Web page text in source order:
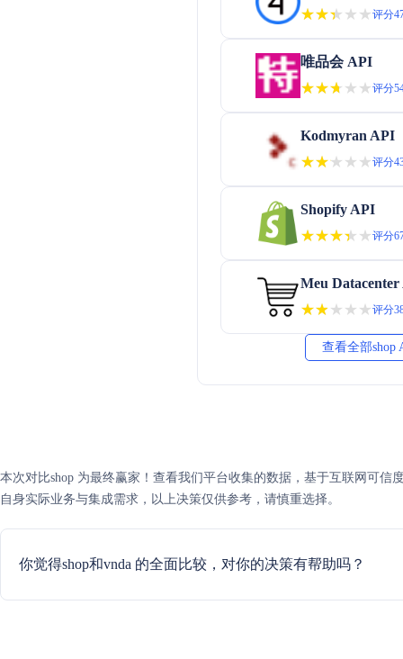
★★★★★
★★★★★评分
唯品会 API
★★★★★
★★★★★评分
Kodmyran API
★★★★★
★★★★★评分
Shopify API
★★★★★
★★★★★评分
Meu
★★★★★
★★★★★评分
查看全部shop
本次对比shop 为最终赢家！查看我们平台收集的数据，基于互联网可信
自身实际业务与集成需求，以上决策仅供参考，请慎重选择。
你觉得shop和vnda 的全面比较，对你的决策有帮助吗？